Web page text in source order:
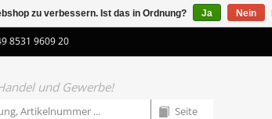
8531 9609 20
und Gewerbe!
zu verbessern. Ist das in Ordnung? Ja Nein